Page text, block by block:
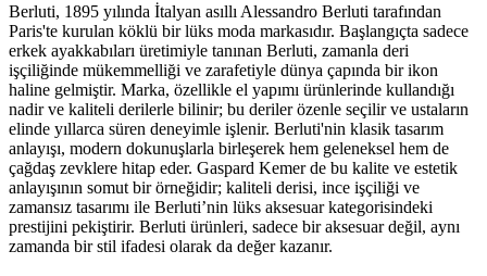
Berluti, 1895 yılında İtalyan asıllı Alessandro Berluti tarafından
Paris'te kurulan köklü bir lüks moda markasıdır. Başlangıçta sadece
erkek ayakkabıları üretimiyle tanınan Berluti, zamanla deri
işçiliğinde mükemmelliği ve zarafetiyle dünya çapında bir ikon
haline gelmiştir. Marka, özellikle el yapımı ürünlerinde kullandığı
nadir ve kaliteli derilerle bilinir; bu deriler özenle seçilir ve ustaların
elinde yıllarca süren deneyimle işlenir. Berluti'nin klasik tasarım
anlayışı, modern dokunuşlarla birleşerek hem geleneksel hem de
çağdaş zevklere hitap eder. Gaspard Kemer de bu kalite ve estetik
anlayışının somut bir örneğidir; kaliteli derisi, ince işçiliği ve
zamansız tasarımı ile Berluti’nin lüks aksesuar kategorisindeki
prestijini pekiştirir. Berluti ürünleri, sadece bir aksesuar değil, aynı
zamanda bir stil ifadesi olarak da değer kazanır.